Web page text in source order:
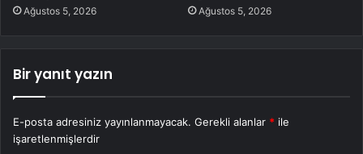
Ağustos 5, 2026 Ağustos 5, 2026
Bir yanıt yazın
E-posta adresiniz yayınlanmayacak. Gerekli alanlar * ile
işaretlenmişlerdir